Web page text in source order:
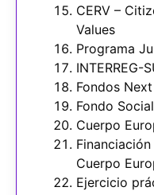
CERV –
Values
Programa
INTERREG-
Fondos
Fondo
Cuerpo
Cuerpo
Ejercicio